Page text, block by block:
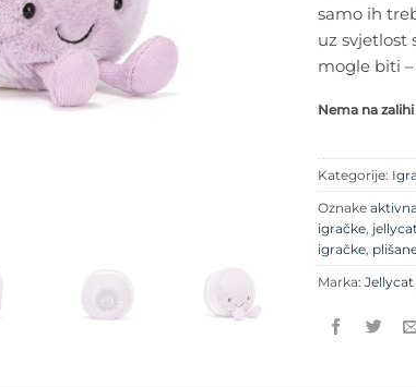
samo ih
uz svjetlost
mogle biti
Nema na zalihi
Kategorije:
Oznake
igračke,
igračke,
Marka: Jellycat